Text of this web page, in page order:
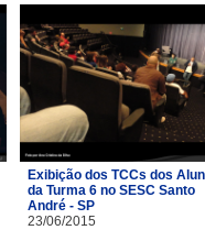
Exibição dos TCCs dos
da Turma 6 no SESC Santo
André - SP
23/06/2015